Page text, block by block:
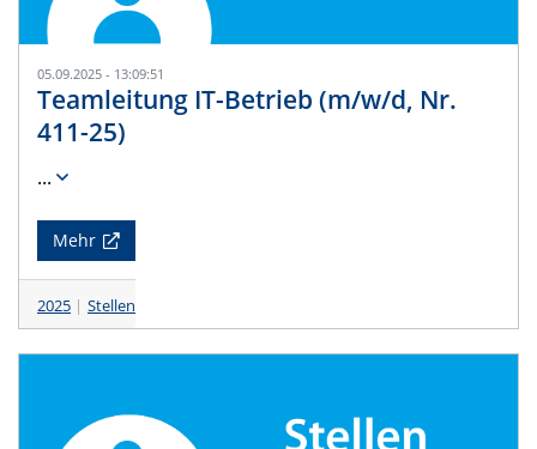
05.09.2025 - 13:09:51
Teamleitung IT-Betrieb (m/w/d, Nr.
411-25)
...
Mehr
2025 Stellen